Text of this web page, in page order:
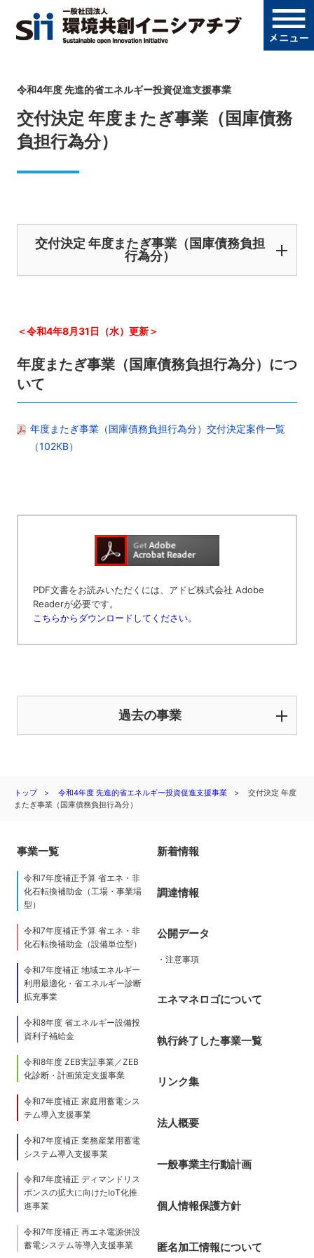
令和4年度 先進的省エネルギー投資促進支援事業
交付決定 年度またぎ事業（国庫債務
負担行為分）
交付決定 年度またぎ事業（国庫債務負担
行為分）
＜令和4年8月31日（水）更新＞
年度またぎ事業（国庫債務負担行為分）につ
いて
年度またぎ事業（国庫債務負担行為分）交付決定案件一覧
（102KB）
PDF文書をお読みいただくには、アドビ株式会社 Adobe
Readerが必要です。
こちらからダウンロードしてください。
過去の事業
トップ 令和4年度 先進的省エネルギー投資促進支援事業
交付決定 年度
またぎ事業（国庫債務負担行為分）
事業一覧
令和7年度補正予算 省エネ・非
化石転換補助金（工場・事業場
型）
令和7年度補正予算 省エネ・非
化石転換補助金（設備単位型）
令和7年度補正 地域エネルギー
利用最適化・省エネルギー診断
拡充事業
令和8年度 省エネルギー設備投
資利子補給金
令和8年度 ZEB実証事業／ZEB
化診断・計画策定支援事業
令和7年度補正 家庭用蓄電シス
テム導入支援事業
令和7年度補正 業務産業用蓄電
システム導入支援事業
令和7年度補正 ディマンドリス
ポンスの拡大に向けたIoT化推
進事業
令和7年度補正 再エネ電源併設
蓄電システム等導入支援事業
新着情報
調達情報
公開データ
・注意事項
エネマネロゴについて
執行終了した事業一覧
リンク集
法人概要
一般事業主行動計画
個人情報保護方針
匿名加工情報について